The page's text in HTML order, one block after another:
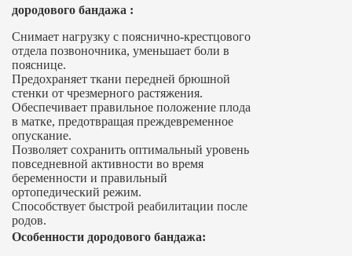
дородового бандажа :
Снимает нагрузку с пояснично-крестцового
отдела позвоночника, уменьшает боли в
пояснице.
Предохраняет ткани передней брюшной
стенки от чрезмерного растяжения.
Обеспечивает правильное положение плода
в матке, предотвращая преждевременное
опускание.
Позволяет сохранить оптимальный уровень
повседневной активности во время
беременности и правильный
ортопедический режим.
Способствует быстрой реабилитации после
родов.
Особенности дородового бандажа: